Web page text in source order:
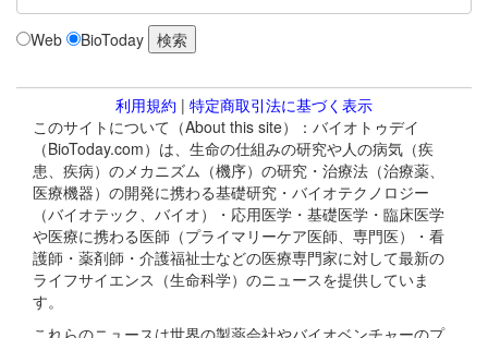
Web BioToday
利用規約 | 特定商取引法に基づく表示
このサイトについて（About this site）：バイオトゥデイ
（BioToday.com）は、生命の仕組みの研究や人の病気（疾
患、疾病）のメカニズム（機序）の研究・治療法（治療薬、
医療機器）の開発に携わる基礎研究・バイオテクノロジー
（バイオテック、バイオ）・応用医学・基礎医学・臨床医学
や医療に携わる医師（プライマリーケア医師、専門医）・看
護師・薬剤師・介護福祉士などの医療専門家に対して最新の
ライフサイエンス（生命科学）のニュースを提供していま
す。